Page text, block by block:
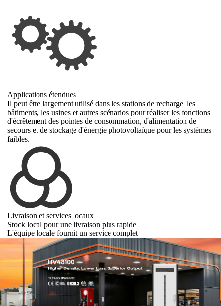
Applications étendues
Il peut être largement utilisé dans les stations de recharge, les
bâtiments, les usines et autres scénarios pour réaliser les fonctions
d'écrêtement des pointes de consommation, d'alimentation de
secours et de stockage d'énergie photovoltaïque pour les systèmes
faibles.
Livraison et services locaux
Stock local pour une livraison plus rapide
L'équipe locale fournit un service complet